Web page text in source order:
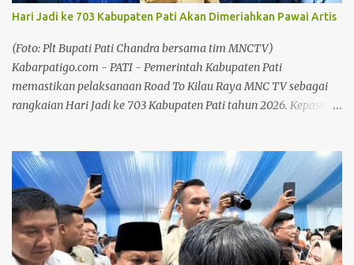
di wilayah Pati dan Jawa Tengah. Baca juga: Marak Pencurian Aki,
Sarbumusi dan Paguyuban Sopir Pati Desak Pemkab Bangun
Pangkalan Truk Baca juga: Bersilaturahmi Bersama Awak Media,
Kapolresta Pati Sampaikan Apresiasi dan Ucapan Terima Kasih
Jejak Pengabdian di Ekonomi Syariah Muhammad Ridwan
adalah F...
Hari Jadi ke 703 Kabupaten Pati Akan Dimeriahkan Pawai Artis
(Foto: Plt Bupati Pati Chandra bersama tim MNCTV)
Kabarpatigo.com - PATI - Pemerintah Kabupaten Pati
memastikan pelaksanaan Road To Kilau Raya MNC TV sebagai
rangkaian Hari Jadi ke 703 Kabupaten Pati tahun 2026. Kepastian
Kabupaten Pati. Audiensi tersebut mempertemukan Plt Bupati
Pati Risma Ardhi Chandra dengan Direktur Programming MNC
TV Hary Hermawan bersama timnya. Baca juga: Dengan Slogan
"Pasti Bisa", Golkar Cluwak Siap Kembalikan Suara Golkar Lebih
Meningkat Baca juga: Tembus Pasar Nasional dan Internasional,
Potensi Pati Harus Dikemas Secara Kreatif Adapun kegiatan yang